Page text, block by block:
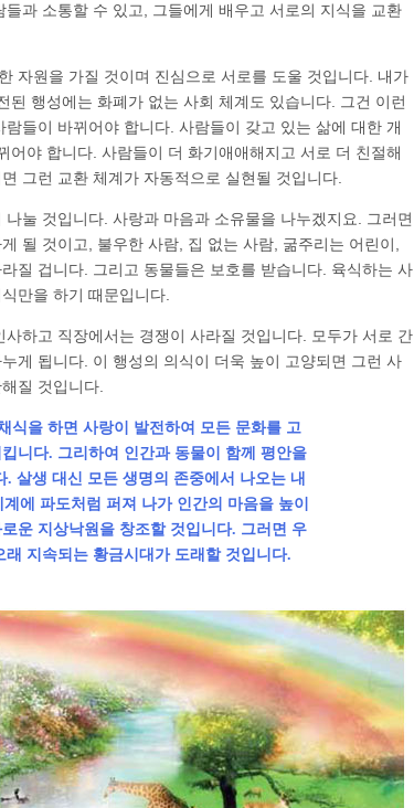
과 소통할 수 있고, 그들에게 배우고 서로의 지식을 교환
자원을 가질 것이며 진심으로 서로를 도울 것입니다. 내가
된 행성에는 화폐가 없는 사회 체계도 있습니다. 그건 이런
들이 바뀌어야 합니다. 사람들이 갖고 있는 삶에 대한 개
어야 합니다. 사람들이 더 화기애애해지고 서로 더 친절해
그런 교환 체계가 자동적으로 실현될 것입니다.
눌 것입니다. 사랑과 마음과 소유물을 나누겠지요. 그러면
될 것이고, 불우한 사람, 집 없는 사람, 굶주리는 어린이,
질 겁니다. 그리고 동물들은 보호를 받습니다. 육식하는 사
만을 하기 때문입니다.
하고 직장에서는 경쟁이 사라질 것입니다. 모두가 서로 간
게 됩니다. 이 행성의 의식이 더욱 높이 고양되면 그런 사
질 것입니다.
식을 하면 사랑이 발전하여 모든 문화를 고
니다. 그리하여 인간과 동물이 함께 평안을
. 살생 대신 모든 생명의 존중에서 나오는 내
에 파도처럼 퍼져 나가 인간의 마음을 높이
운 지상낙원을 창조할 것입니다. 그러면 우
래 지속되는 황금시대가 도래할 것입니다.